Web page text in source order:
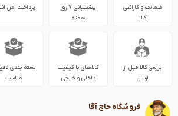
ضمانت و گارانتی
کالا
پشتیبانی 7 روز
هفته
پرداخت امن
بررسی کالا قبل از
ارسال
کالاهای با کیفیت
داخلی و خارجی
بسته بندی
مناسب
فروشگاه حاج آقا